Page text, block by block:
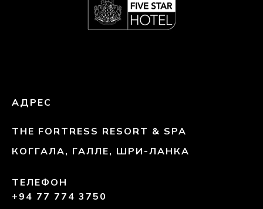
АДРЕС
THE FORTRESS RESORT & SPA
КОГГАЛА, ГАЛЛЕ, ШРИ-ЛАНКА
ТЕЛЕФОН
+94 77 774 3750